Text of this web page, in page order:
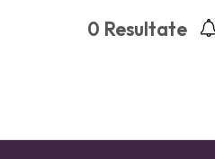
0 Resultate